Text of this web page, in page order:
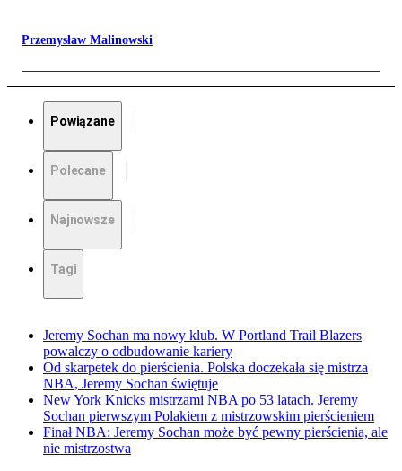
Przemysław Malinowski
Powiązane
Polecane
Najnowsze
Tagi
Jeremy Sochan ma nowy klub. W Portland Trail Blazers
powalczy o odbudowanie kariery
Od skarpetek do pierścienia. Polska doczekała się mistrza
NBA, Jeremy Sochan świętuje
New York Knicks mistrzami NBA po 53 latach. Jeremy
Sochan pierwszym Polakiem z mistrzowskim pierścieniem
Finał NBA: Jeremy Sochan może być pewny pierścienia, ale
nie mistrzostwa